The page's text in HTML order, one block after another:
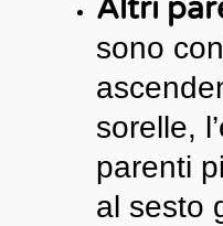
Altri
sono
sorelle,
parenti
al sesto